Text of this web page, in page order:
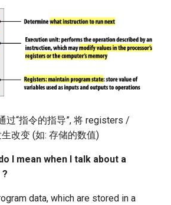
SIGCOMM10 DCTCP
SIGCOMM15 DCQCN
SIGCOMM15 TIMELY
NSDI22 PowerTCP
HotNets20 IoC
ASPLOS20 OEC
过“指令的指导”, 将 registers /
改变 (如: 存储的数值)
I mean when I talk about a
?
data, which are stored in a